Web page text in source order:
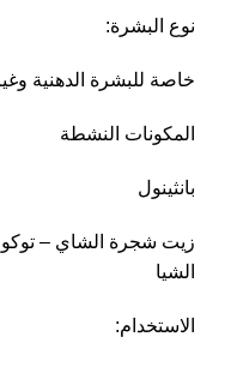
نوع البشرة:
خاصة للبشرة الدهنية
المكونات النشطة
بانثينول
زيت شجرة الشاي –
الشيا
الاستخدام: